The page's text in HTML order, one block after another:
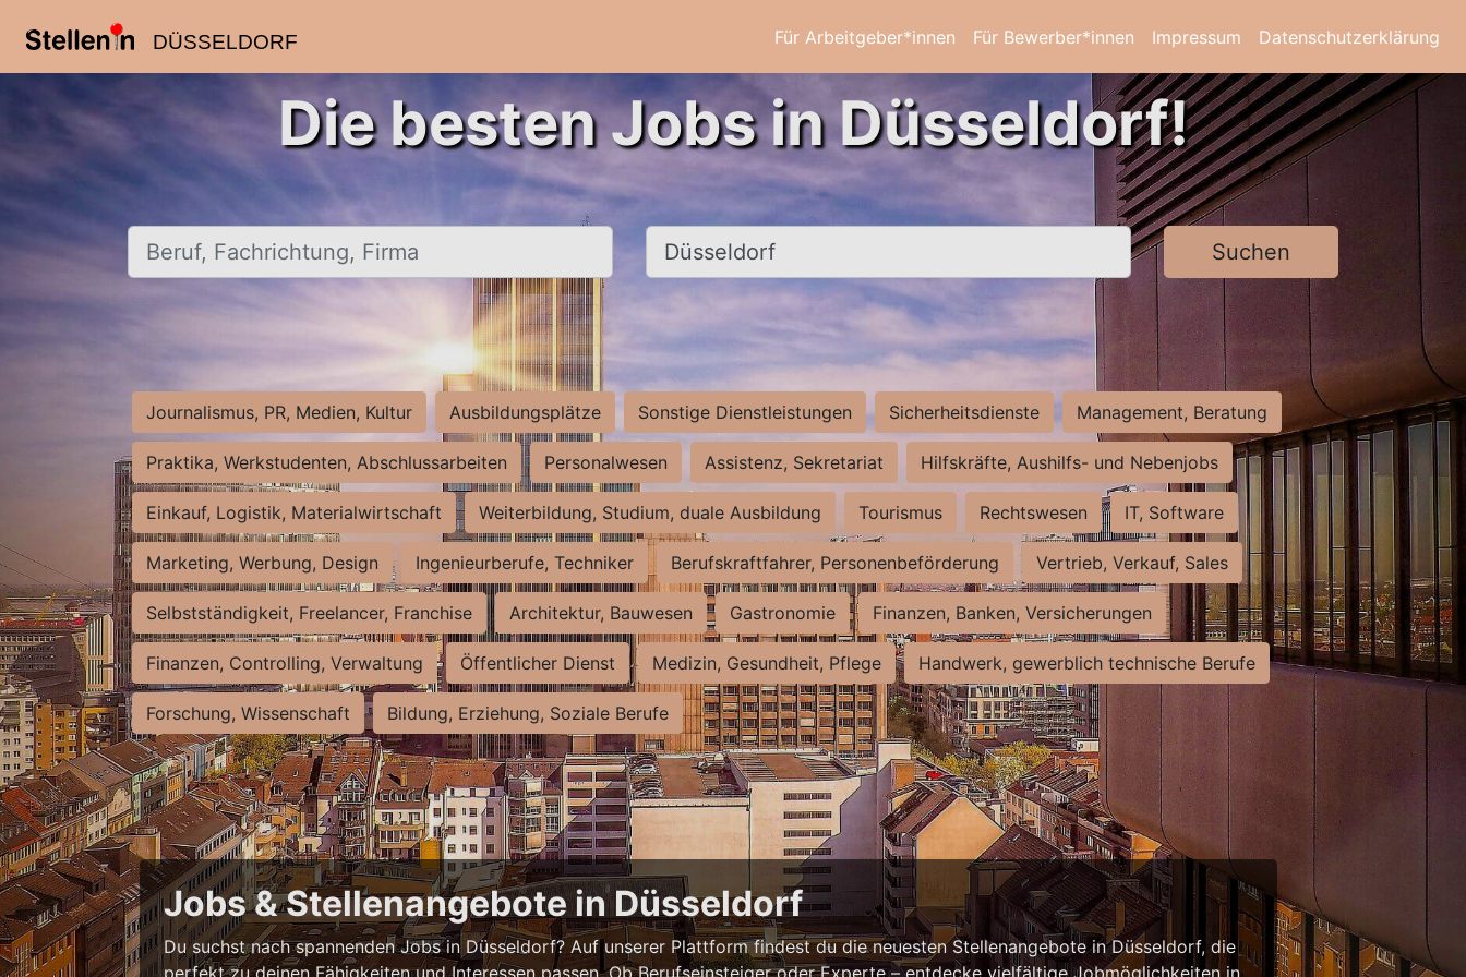
DÜSSELDORF Für Arbeitgeber*innen Für Bewerber*innen Impressum Datenschutzerklärung
Die besten Jobs in Düsseldorf!
Beruf, Fachrichtung, Firma Ort, Stadt Suchen
Journalismus, PR, Medien, Kultur Ausbildungsplätze Sonstige Dienstleistungen Sicherheitsdienste Management, Beratung
Praktika, Werkstudenten, Abschlussarbeiten Personalwesen Assistenz, Sekretariat Hilfskräfte, Aushilfs- und Nebenjobs
Einkauf, Logistik, Materialwirtschaft Weiterbildung, Studium, duale Ausbildung Tourismus Rechtswesen IT, Software
Marketing, Werbung, Design Ingenieurberufe, Techniker Berufskraftfahrer, Personenbeförderung Vertrieb, Verkauf, Sales
Selbstständigkeit, Freelancer, Franchise Architektur, Bauwesen Gastronomie Finanzen, Banken, Versicherungen
Finanzen, Controlling, Verwaltung Öffentlicher Dienst Medizin, Gesundheit, Pflege Handwerk, gewerblich technische Berufe
Forschung, Wissenschaft Bildung, Erziehung, Soziale Berufe
Jobs & Stellenangebote in Düsseldorf
Du suchst nach spannenden Jobs in Düsseldorf? Auf unserer Plattform findest du die neuesten Stellenangebote in Düsseldorf, die